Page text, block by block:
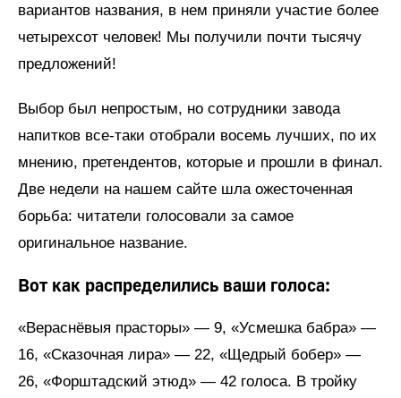
вариантов названия, в нем приняли участие более
четырехсот человек! Мы получили почти тысячу
предложений!
Выбор был непростым, но сотрудники завода
напитков все-таки отобрали восемь лучших, по их
мнению, претендентов, которые и прошли в финал.
Две недели на нашем сайте шла ожесточенная
борьба: читатели голосовали за самое
оригинальное название.
Вот как распределились ваши голоса:
«Вераснёвыя прасторы» — 9, «Усмешка бабра» —
16, «Сказочная лира» — 22, «Щедрый бобер» —
26, «Форштадский этюд» — 42 голоса. В тройку